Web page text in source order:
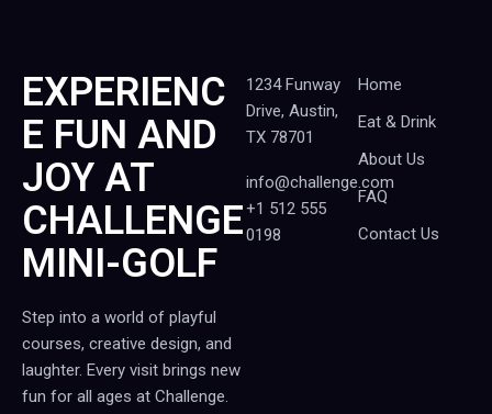
1234 Funway
Drive, Austin,
TX 78701
info@challenge.com
+1 512 555
0198
Home
Eat & Drink
About Us
FAQ
Contact Us
EXPERIENC
E FUN AND
JOY AT
CHALLENGE
MINI-GOLF
Step into a world of playful
courses, creative design, and
laughter. Every visit brings new
fun for all ages at Challenge.